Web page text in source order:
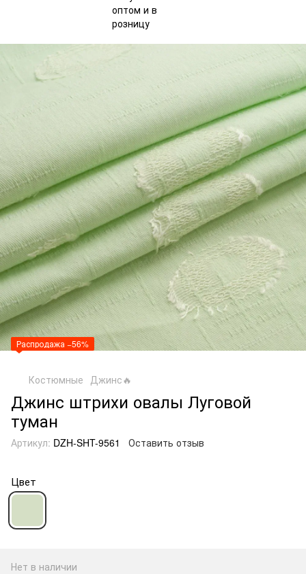
Распродажа −56%
Костюмные Джинс🔥
Джинс штрихи овалы Луговой
туман
Артикул: DZH-SHT-9561 Оставить отзыв
Цвет
Нет в наличии